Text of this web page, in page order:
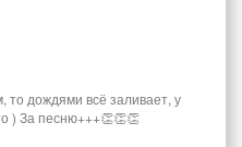
дождями всё заливает, у
) За песню+++👏👏👏